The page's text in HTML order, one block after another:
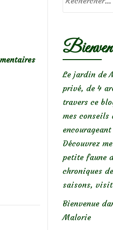
Le jardin de
privé, de 4
travers ce
mes conseils
Découvrez
petite faune
chroniques
saisons,
Bienvenue
Malorie